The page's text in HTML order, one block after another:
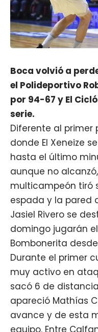
Boca volvió a
el Polideportivo
por 94-67 y El
serie.
Diferente al primer
donde El Xeneize
hasta el último
aunque no
multicampeón tiró
espada y la pared
Jasiel Rivero se
domingo jugarán
Bombonerita desde
Durante el primer
muy activo en
sacó 6 de
apareció Mathías
avance y de esta
equipo. Entre